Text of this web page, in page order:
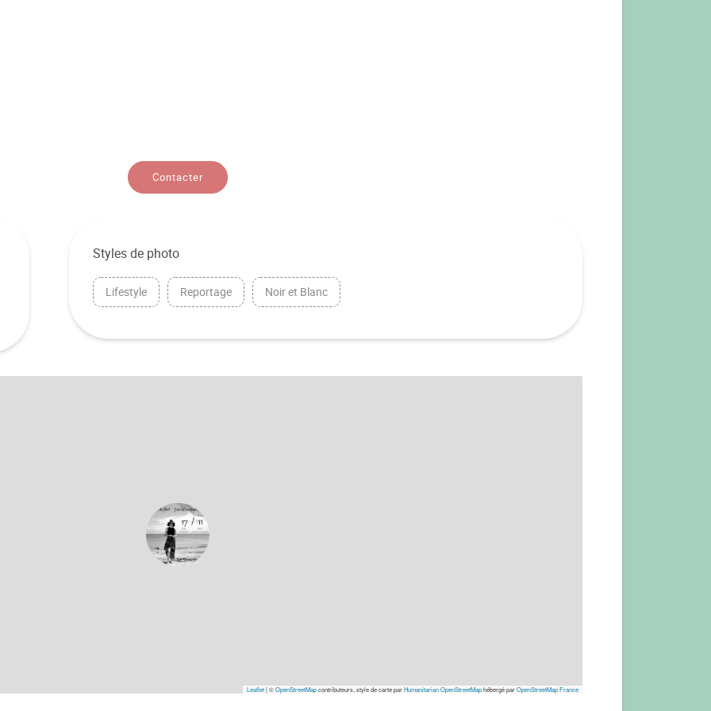
Contacter
Styles de photo
Lifestyle Reportage Noir et Blanc
Leaflet|©OpenStreetMapcontributeurs, style de carte parHumanitarian OpenStreetMaphébergé parOpenStreetMap France